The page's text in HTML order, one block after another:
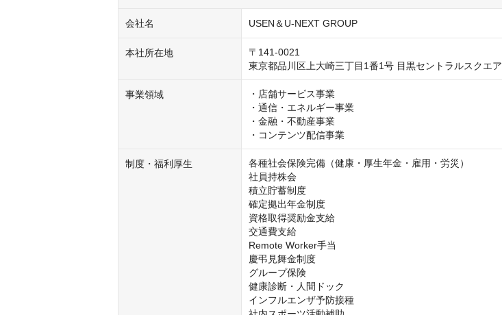
会社名 USEN＆U-NEXT GROUP
本社所在地
〒141-0021
東京都品川区上大崎三丁目1番1号 目黒セントラルスクエア
事業領域
・店舗サービス事業
・通信・エネルギー事業
・金融・不動産事業
・コンテンツ配信事業
制度・福利厚生
各種社会保険完備（健康・厚生年金・雇用・労災）
社員持株会
積立貯蓄制度
確定拠出年金制度
資格取得奨励金支給
交通費支給
Remote Worker手当
慶弔見舞金制度
グループ保険
健康診断・人間ドック
インフルエンザ予防接種